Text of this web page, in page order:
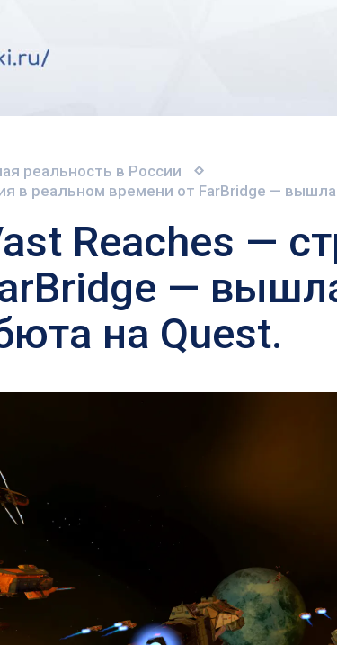
реальность в России
в реальном времени от FarBridge —
Reaches —
—
на Quest.